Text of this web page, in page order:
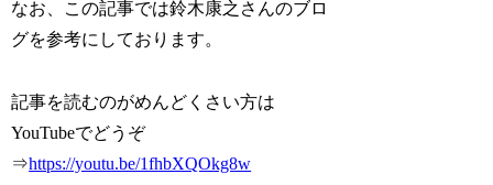
なお、この記事では鈴木康之さんのブロ
グを参考にしております。
記事を読むのがめんどくさい方は
YouTubeでどうぞ
⇒https://youtu.be/1fhbXQOkg8w